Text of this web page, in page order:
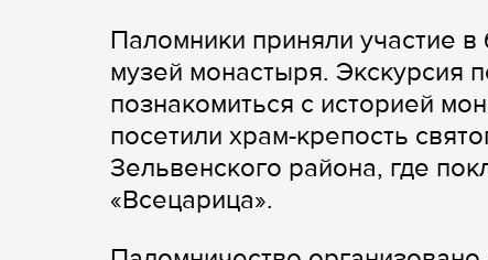
Паломники приняли участие в
музей монастыря. Экскурсия
познакомиться с историей
посетили храм-крепость
Зельвенского района, где
«Всецарица».